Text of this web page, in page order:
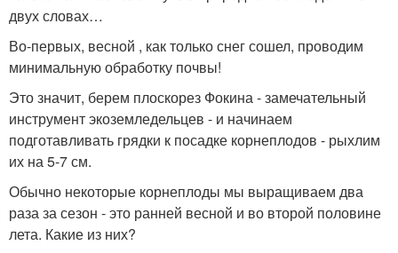
двух словах…
Во-первых, весной , как только снег сошел, проводим
минимальную обработку почвы!
Это значит, берем плоскорез Фокина - замечательный
инструмент экоземледельцев - и начинаем
подготавливать грядки к посадке корнеплодов - рыхлим
их на 5-7 см.
Обычно некоторые корнеплоды мы выращиваем два
раза за сезон - это ранней весной и во второй половине
лета. Какие из них?